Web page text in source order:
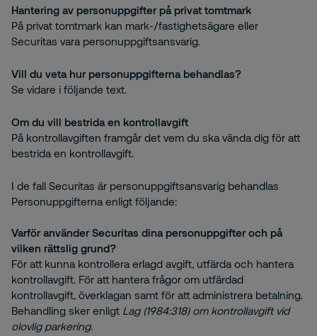
Hantering av personuppgifter på privat tomtmark
På privat tomtmark kan mark-/fastighetsägare eller
Securitas vara personuppgiftsansvarig.
Vill du veta hur personuppgifterna behandlas?
Se vidare i följande text.
Om du vill bestrida en kontrollavgift
På kontrollavgiften framgår det vem du ska vända dig för att
bestrida en kontrollavgift.
I de fall Securitas är personuppgiftsansvarig behandlas
Personuppgifterna enligt följande:
Varför använder Securitas dina personuppgifter och på
vilken rättslig grund?
För att kunna kontrollera erlagd avgift, utfärda och hantera
kontrollavgift. För att hantera frågor om utfärdad
kontrollavgift, överklagan samt för att administrera betalning.
Behandling sker enligt Lag (1984:318) om kontrollavgift vid
olovlig parkering.